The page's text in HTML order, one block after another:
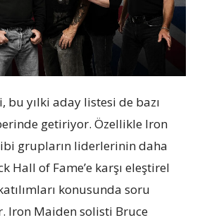
bu yılki aday listesi de bazı
getiriyor. Özellikle Iron
grupların liderlerinin daha
Hall of Fame’e karşı eleştirel
konusunda soru
Iron Maiden solisti Bruce